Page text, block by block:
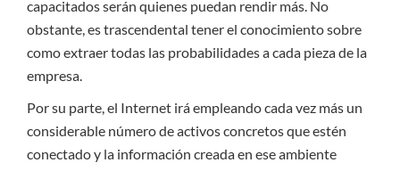
capacitados serán quienes puedan rendir más. No
obstante, es trascendental tener el conocimiento sobre
como extraer todas las probabilidades a cada pieza de la
empresa.
Por su parte, el Internet irá empleando cada vez más un
considerable número de activos concretos que estén
conectado y la información creada en ese ambiente